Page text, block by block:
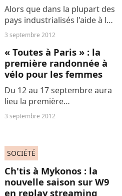
Alors que dans la plupart des
pays industrialisés l'aide à la
parentalité fait partie des
politiques sociales publiques,
la France est en retard dans
le domaine. Un rapport remis
lundi...
3 septembre 2012
« Toutes à Paris » : la
première randonnée à
vélo pour les femmes
Du 12 au 17 septembre aura
lieu la première
manifestation nationale de
vélo destinée uniquement
». L'événement est organisé
par la Fédération française...
3 septembre 2012
SOCIÉTÉ
Ch'tis à Mykonos : la
nouvelle saison sur W9
en replay streaming